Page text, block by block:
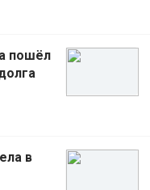
пошёл
в